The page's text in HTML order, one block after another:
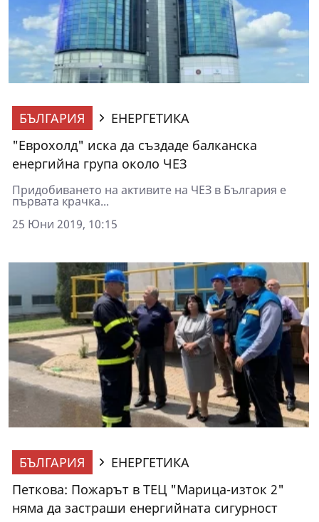
БЪЛГАРИЯ
ЕНЕРГЕТИКА
"Еврохолд" иска да създаде балканска
енергийна група около ЧЕЗ
Придобиването на активите на ЧЕЗ в България е
първата крачка...
25 Юни 2019, 10:15
БЪЛГАРИЯ
ЕНЕРГЕТИКА
Петкова: Пожарът в ТЕЦ "Марица-изток 2"
няма да застраши енергийната сигурност